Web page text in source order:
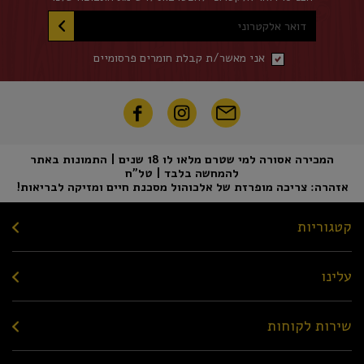
דואר אלקטרוני
אני מאשר/ת קבלת חומרים פרסומיים
המכירה אסורה למי שטרם מלאו לו 18 שנים | התמונות באתר
להמחשה בלבד | טל"ח
אזהרה: צריכה מופרזת של אלכוהול מסכנת חיים ומזיקה לבריאות!
קטגוריות
עלינו
שירות לקוחות